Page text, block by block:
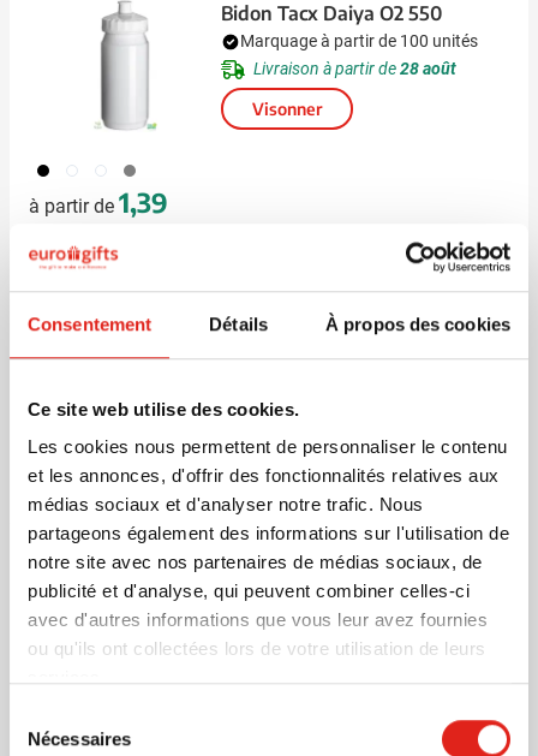
Consentement Détails À propos des cookies
Ce site web utilise des cookies.
Les cookies nous permettent de personnaliser le contenu
et les annonces, d'offrir des fonctionnalités relatives aux
médias sociaux et d'analyser notre trafic. Nous
partageons également des informations sur l'utilisation de
notre site avec nos partenaires de médias sociaux, de
publicité et d'analyse, qui peuvent combiner celles-ci
avec d'autres informations que vous leur avez fournies
ou qu'ils ont collectées lors de votre utilisation de leurs
Nécessaires
001 970 002 535
à partir de 1,39
Bidon Tacx Daiya O2 550
Marquage à partir de 100 unités
Livraison à partir de28 août
Visonner
001
à partir de 10,19
Casier à bidons Starlight
Visonner
3,43
Nouveau
Bouteille de sport Activate 1L
Marquage à partir de 1 unités
Livraison à partir de19 août
Visonner